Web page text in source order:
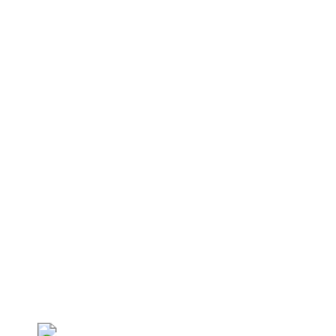
Skip